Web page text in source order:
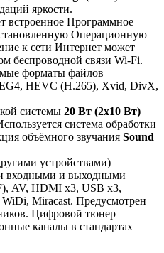
яркости.
встроенное Программное
Операционную
к сети Интернет может
беспроводной связи Wi-Fi.
форматы файлов
HEVC (H.265), Xvid, DivX,
системы 20 Вт (2х10 Вт)
система обработки
объёмного звучания Sound
устройствами)
входными и выходными
AV, HDMI x3, USB x3,
Miracast. Предусмотрен
Цифровой тюнер
каналы в стандартах